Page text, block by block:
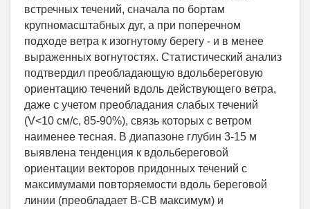
встречных течений, сначала по бортам
крупномасштабных дуг, а при поперечном
подходе ветра к изогнутому берегу - и в менее
выраженных вогнутостях. Статистический анализ
подтвердил преобладающую вдольбереговую
ориентацию течений вдоль действующего ветра,
даже с учетом преобладания слабых течений
(V<10 см/с, 85-90%), связь которых с ветром
наименее тесная. В диапазоне глубин 3-15 м
выявлена тенденция к вдольбереговой
ориентации векторов придонных течений с
максимумами повторяемости вдоль береговой
линии (преобладает В-СВ максимум) и